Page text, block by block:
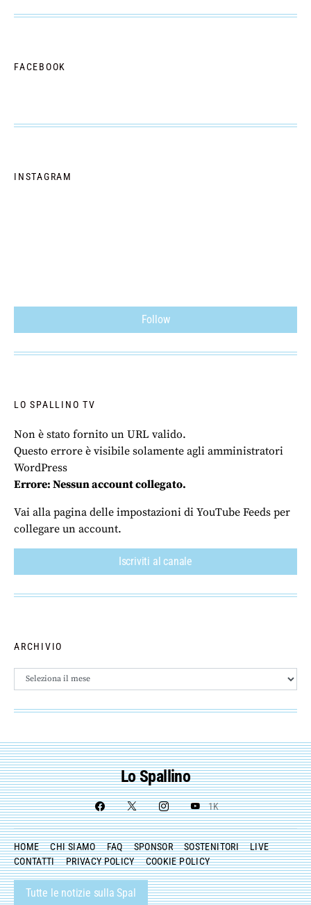
FACEBOOK
INSTAGRAM
Follow
LO SPALLINO TV
Non è stato fornito un URL valido.
Questo errore è visibile solamente agli amministratori
WordPress
Errore: Nessun account collegato.
Vai alla pagina delle impostazioni di YouTube Feeds per
collegare un account.
Iscriviti al canale
ARCHIVIO
Archivio
Lo Spallino
1K
HOME CHI SIAMO FAQ SPONSOR SOSTENITORI
LIVE
CONTATTI
PRIVACY POLICY COOKIE POLICY
Tutte le notizie sulla Spal